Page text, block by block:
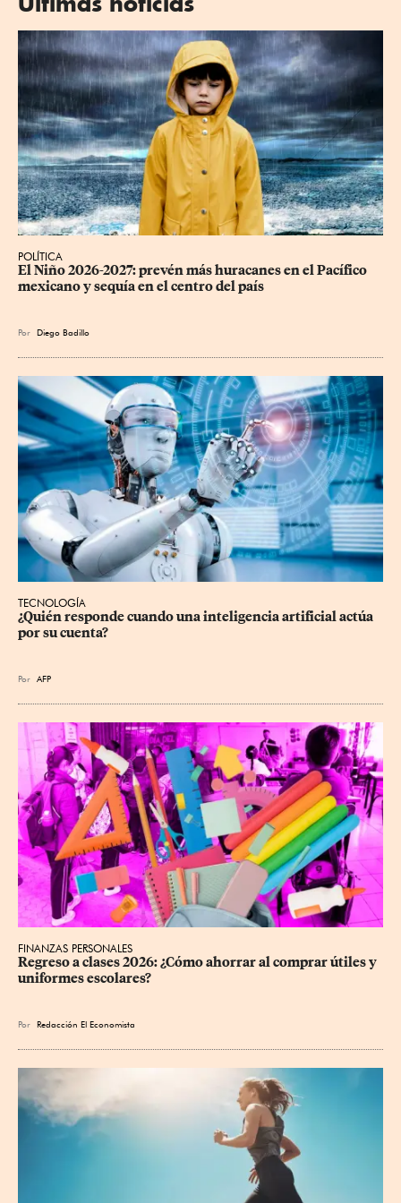
POLÍTICA
El Niño 2026-2027: prevén más huracanes en el Pacífico
mexicano y sequía en el centro del país
Por Diego Badillo
TECNOLOGÍA
¿Quién responde cuando una inteligencia artificial actúa
por su cuenta?
Por AFP
FINANZAS PERSONALES
Regreso a clases 2026: ¿Cómo ahorrar al comprar útiles y
uniformes escolares?
Por Redacción El Economista